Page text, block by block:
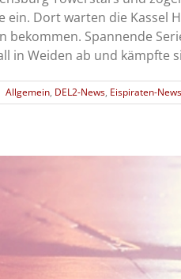
ein. Dort warten die Kassel
bekommen. Spannende
in Weiden ab und kämpfte
Allgemein, DEL2-News, Eispiraten-News